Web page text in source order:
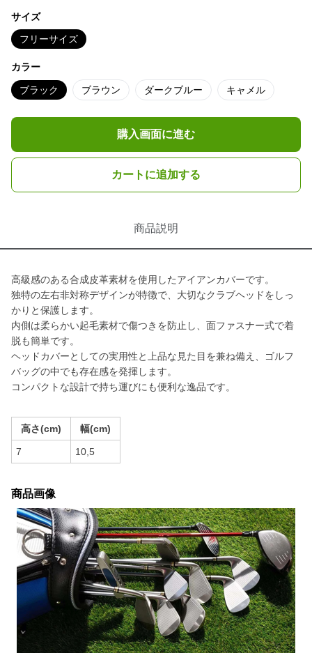
サイズ
フリーサイズ
カラー
ブラック ブラウン ダークブルー キャメル
購入画面に進む
カートに追加する
商品説明
高級感のある合成皮革素材を使用したアイアンカバーです。
独特の左右非対称デザインが特徴で、大切なクラブヘッドをしっ
かりと保護します。
内側は柔らかい起毛素材で傷つきを防止し、面ファスナー式で着
脱も簡単です。
ヘッドカバーとしての実用性と上品な見た目を兼ね備え、ゴルフ
バッグの中でも存在感を発揮します。
コンパクトな設計で持ち運びにも便利な逸品です。
高さ(cm) 幅(cm)
7 10,5
商品画像